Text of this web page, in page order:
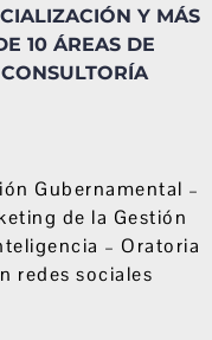
Y MÁS
10 ÁREAS DE
Gubernamental –
de la Gestión
– Oratoria
redes sociales